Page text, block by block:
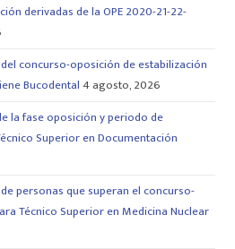
derivadas de la OPE 2020-21-22-
concurso-oposición de estabilización
Bucodental 4 agosto, 2026
la fase oposición y periodo de
Superior en Documentación
personas que superan el concurso-
Técnico Superior en Medicina Nuclear